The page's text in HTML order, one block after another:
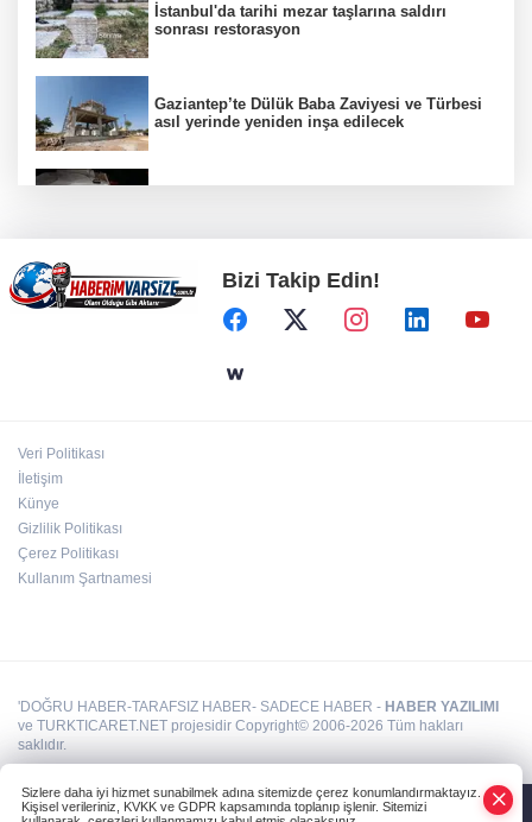
İstanbul'da tarihi mezar taşlarına saldırı
sonrası restorasyon
Gaziantep’te Dülük Baba Zaviyesi ve Türbesi
asıl yerinde yeniden inşa edilecek
Bakan Çiftçi: Suç zincirinin ilk halkasını
kıracağız
Sakarya'da ‘Ortaköy Barajı’ için çalışmalar
Bizi Takip Edin!
Veri Politikası
İletişim
Künye
Gizlilik Politikası
Çerez Politikası
Kullanım Şartnamesi
'DOĞRU HABER-TARAFSIZ HABER- SADECE HABER - HABER YAZILIMI
ve TURKTICARET.NET projesidir Copyright© 2006-2026 Tüm hakları
saklıdır.
Sizlere daha iyi hizmet sunabilmek adına sitemizde çerez konumlandırmaktayız.
Kişisel verileriniz, KVKK ve GDPR kapsamında toplanıp işlenir. Sitemizi